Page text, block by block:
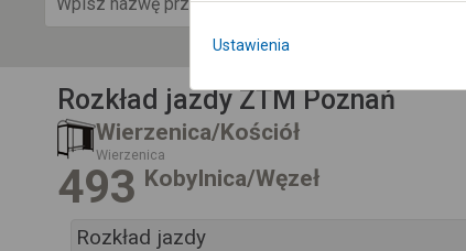
Rozkład jazdy ZTM Poznań
Wierzenica/Kościół
Wierzenica
493 Kobylnica/Węzeł
Rozkład jazdy
Ustawienia